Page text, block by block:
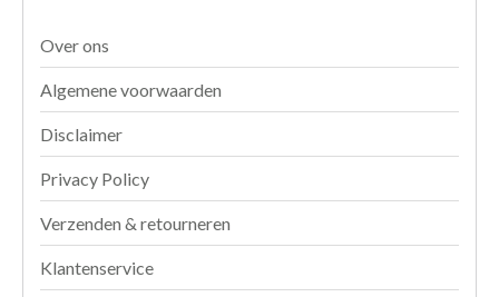
Over ons
Algemene voorwaarden
Disclaimer
Privacy Policy
Verzenden & retourneren
Klantenservice